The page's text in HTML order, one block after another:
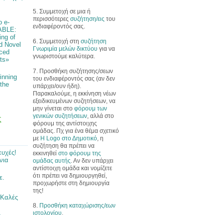
e-
of
Novel
5. Συμμετοχή σε μια ή
περισσότερες συζήτηση/εις του
ενδιαφέροντός σας.
6. Συμμετοχή στη συζήτηση
Γνωριμία μελών δικτύου για να
γνωριστούμε καλύτερα.
7. Προσθήκη συζήτησης/σεων
του ενδιαφέροντός σας (αν δεν
υπάρχει/ουν ήδη).
Παρακαλούμε, η εκκίνηση νέων
εξειδικευμένων συζητήσεων, να
μην γίνεται στο φόρουμ των
γενικών συζητήσεων, αλλά στο
φόρουμ της αντίστοιχης
ομάδας. Πχ για ένα θέμα σχετικό
με Η Logo στο Δημοτικό, η
συζήτηση θα πρέπει να
εκκινηθεί στο φόρουμ της
ομάδας αυτής. Αν δεν υπάρχει
αντίστοιχη ομάδα και νομίζετε
ότι πρέπει να δημιουργηθεί,
προχωρήστε στη δημιουργία
της!
8. Προσθήκη καταχώρισης/εων
ιστολογίου.